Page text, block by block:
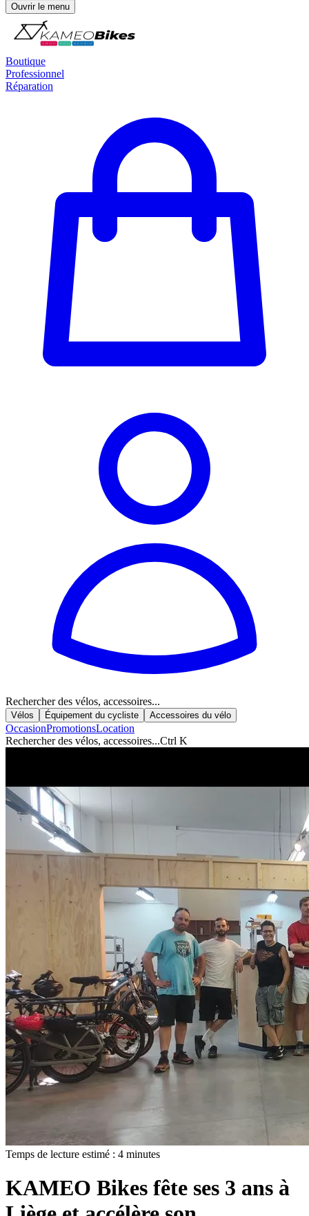
Ouvrir le menu
Boutique
Professionnel
Réparation
Rechercher des vélos, accessoires...
Vélos Équipement du cycliste Accessoires du vélo
OccasionPromotionsLocation
Rechercher des vélos, accessoires...Ctrl K
Temps de lecture estimé : 4 minutes
KAMEO Bikes fête ses 3 ans à